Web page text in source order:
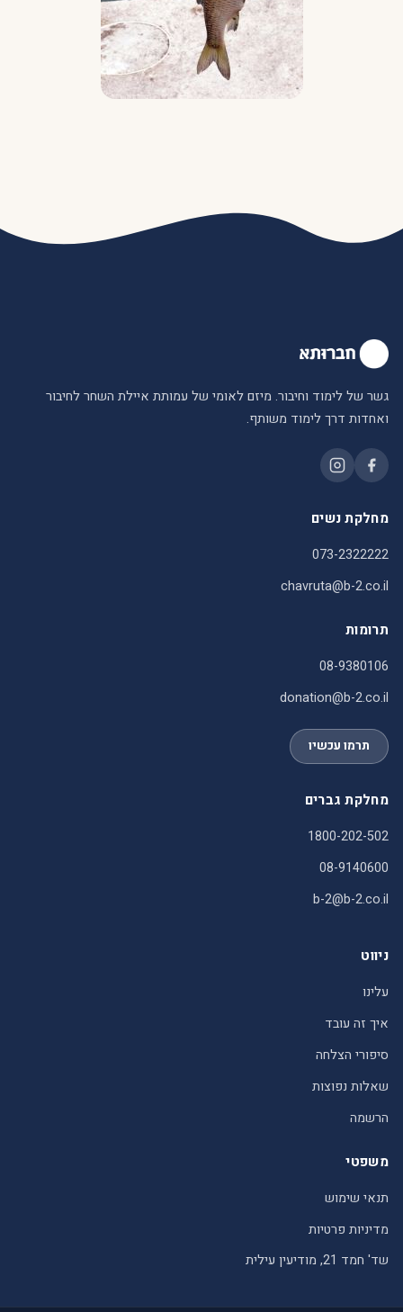
גשר של לימוד וחיבור. מיזם לאומי של עמותת איילת השחר לחיבור
ואחדות דרך לימוד משותף.
מחלקת נשים
073-2322222
chavruta@b-2.co.il
תרומות
08-9380106
donation@b-2.co.il
תרמו עכשיו
מחלקת גברים
1800-202-502
08-9140600
b-2@b-2.co.il
ניווט
עלינו
איך זה עובד
סיפורי הצלחה
שאלות נפוצות
הרשמה
משפטי
תנאי שימוש
מדיניות פרטיות
שד' חמד 21, מודיעין עילית